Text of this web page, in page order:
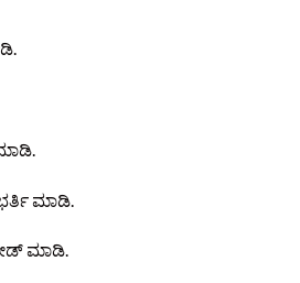
ಮಾಡಿ.
ಮಾಡಿ.